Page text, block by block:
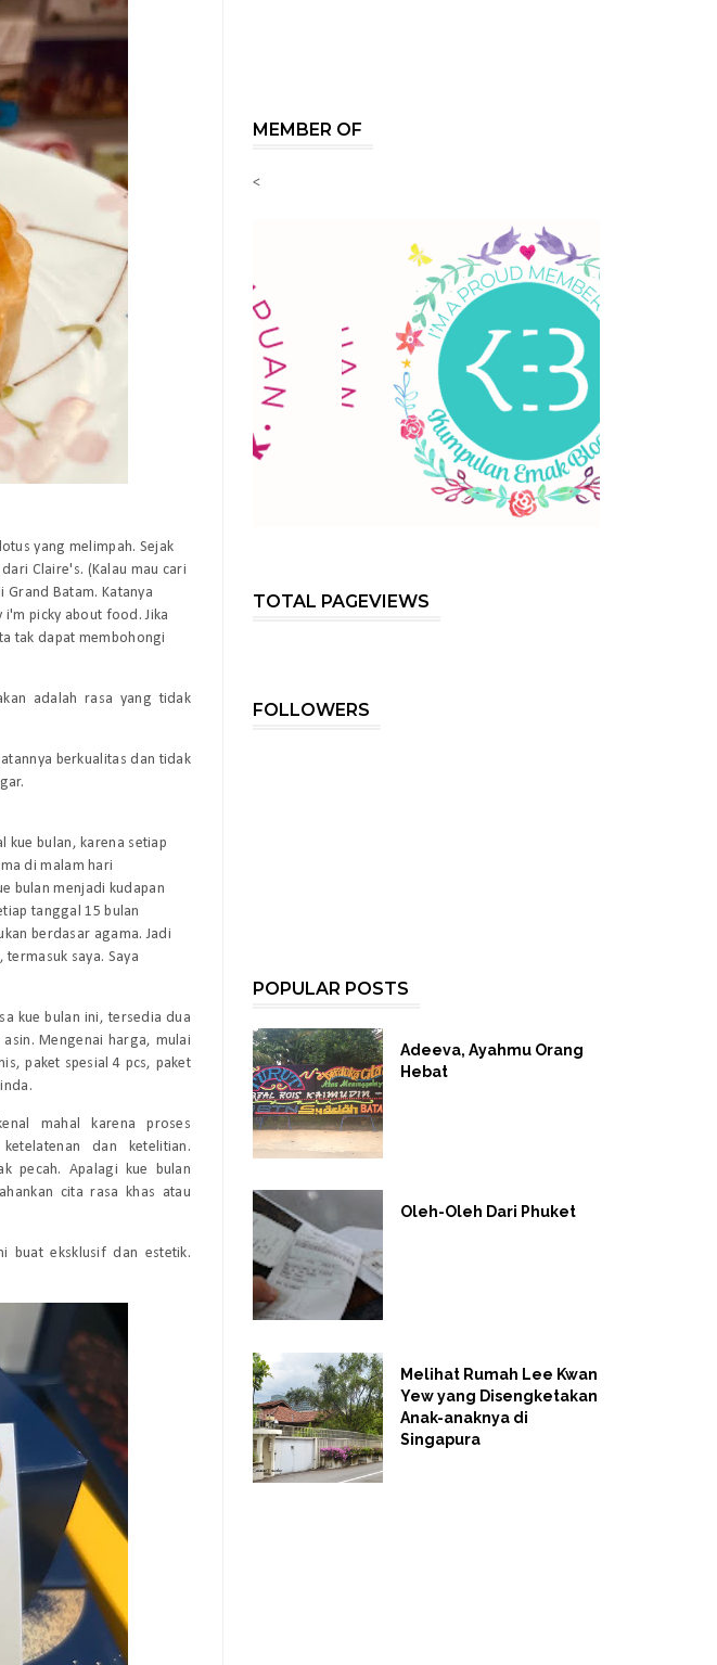
yang melimpah. Sejak
Claire's. (Kalau mau cari
Grand Batam. Katanya
i'm picky about food . Jika
tak dapat membohongi
adalah rasa yang tidak
berkualitas dan tidak
.
kue bulan, karena setiap
di malam hari
bulan menjadi kudapan
tanggal 15 bulan
berdasar agama. Jadi
saya. Saya
kue bulan ini, tersedia dua
Mengenai harga, mulai
paket spesial 4 pcs, paket
mahal karena proses
dan ketelitian.
pecah. Apalagi kue bulan
cita rasa khas atau
buat eksklusif dan estetik.
MEMBER OF
<
TOTAL PAGEVIEWS
FOLLOWERS
POPULAR POSTS
Adeeva, Ayahmu Orang
Hebat
Oleh-Oleh Dari Phuket
Melihat Rumah Lee Kwan
Yew yang Disengketakan
Anak-anaknya di
Singapura